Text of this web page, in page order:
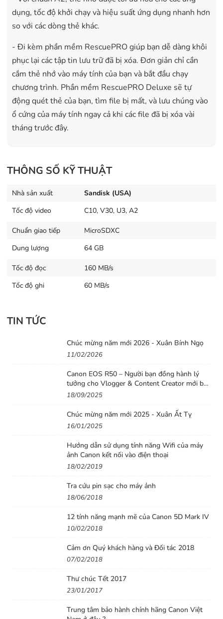
dụng, tốc độ khởi chạy và hiệu suất ứng dụng nhanh hơn
so với các dòng thẻ khác.
- Đi kèm phần mềm RescuePRO giúp bạn dễ dàng khôi
phục lại các tập tin lưu trữ đã bị xóa. Đơn giản chỉ cần
cắm thẻ nhớ vào máy tính của bạn và bắt đầu chạy
chương trình. Phần mềm RescuePRO Deluxe sẽ tự
động quét thẻ của bạn, tìm file bị mất, và lưu chúng vào
ổ cứng của máy tính ngay cả khi các file đã bị xóa vài
tháng trước đây.
THÔNG SỐ KỸ THUẬT
Nhà sản xuất
Sandisk (USA)
Tốc độ video
C10, V30, U3, A2
Chuẩn giao tiếp
MicroSDXC
Dung lượng
64 GB
Tốc độ đọc
160 MB/s
Tốc độ ghi
60 MB/s
TIN TỨC
Chúc mừng năm mới 2026 - Xuân Bính Ngọ
11/02/2026
Canon EOS R50 – Người bạn đồng hành lý
tưởng cho Vlogger & Content Creator mới bắt
đầu
18/09/2025
Chúc mừng năm mới 2025 - Xuân Ất Tỵ
16/01/2025
Hướng dẫn sử dụng tính năng Wifi của máy
ảnh Canon kết nối vào điện thoại
18/02/2019
Tra cứu pin sạc cho máy ảnh
18/06/2018
12 tính năng mạnh mẽ của Canon 5D Mark IV
10/02/2018
Cảm ơn Quý khách hàng và Đối tác 2018
07/02/2018
Thư chúc Tết 2017
23/01/2017
Trung tâm bảo hành chính hãng Canon Việt